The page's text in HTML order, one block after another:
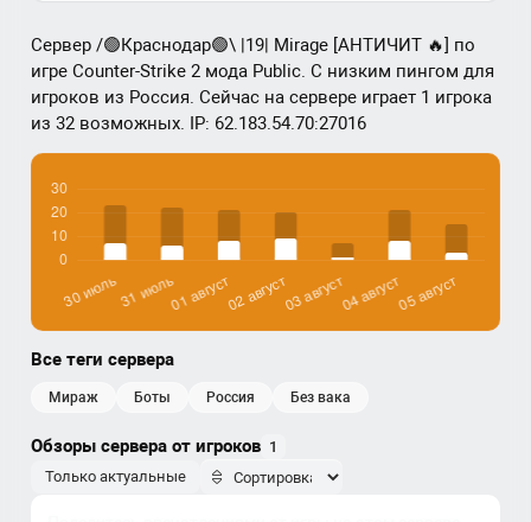
Сервер /🟢Краснодар🟢\ |19| Mirage [AHTИЧИT 🔥] по
игре Counter-Strike 2 мода Public. С низким пингом для
игроков из Россия. Сейчас на сервере играет 1 игрока
из 32 возможных. IP: 62.183.54.70:27016
Все теги сервера
мираж боты россия без вака
Обзоры сервера от игроков 1
Только актуальные